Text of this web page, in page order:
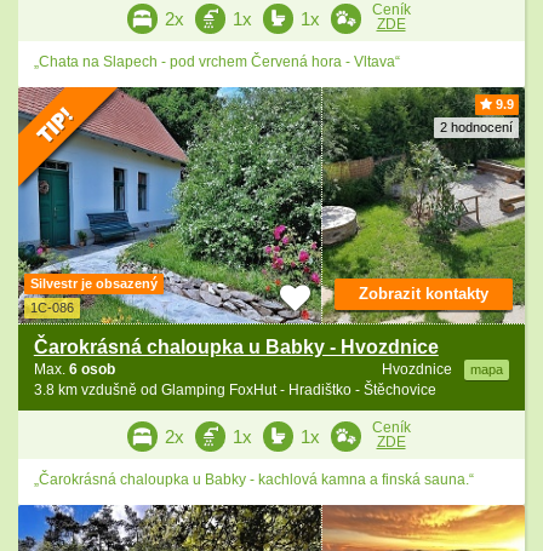
2x 1x 1x
Ceník
ZDE
„Chata na Slapech - pod vrchem Červená hora - Vltava“
9.9
2 hodnocení
Silvestr je obsazený
1C-086
Čarokrásná chaloupka u Babky - Hvozdnice
Hvozdnice mapa
Max. 6 osob
3.8 km vzdušně od Glamping FoxHut - Hradištko - Štěchovice
Zobrazit kontakty
2x 1x 1x
Ceník
ZDE
„Čarokrásná chaloupka u Babky - kachlová kamna a finská sauna.“